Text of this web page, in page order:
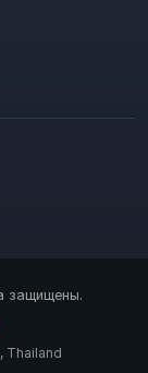
защищены.
Thailand